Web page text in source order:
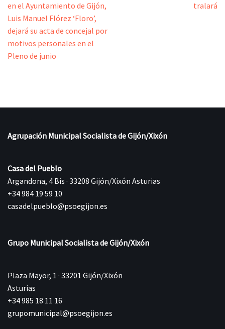
en el Ayuntamiento de Gijón,
Luis Manuel Flórez ‘Floro’,
dejará su acta de concejal por
motivos personales en el
Pleno de junio
tralará
Agrupación Municipal Socialista de Gijón/Xixón
Casa del Pueblo
Argandona, 4 Bis · 33208 Gijón/Xixón Asturias
+34 984 19 59 10
casadelpueblo@psoegijon.es
Grupo Municipal Socialista de Gijón/Xixón
Plaza Mayor, 1 · 33201 Gijón/Xixón
Asturias
+34 985 18 11 16
grupomunicipal@psoegijon.es